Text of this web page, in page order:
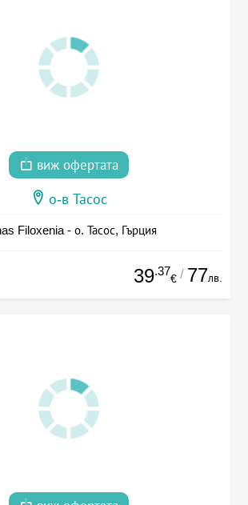
виж офертата
о-в Тасос
Filoxenia - о. Тасос, Гърция
39.37
€ / 77лв.